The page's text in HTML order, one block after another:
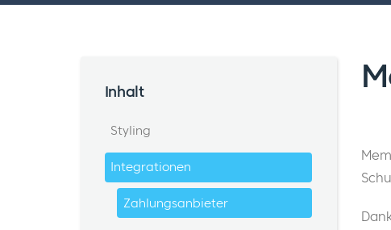
Inhalt
Styling
Integrationen
Zahlungsanbieter